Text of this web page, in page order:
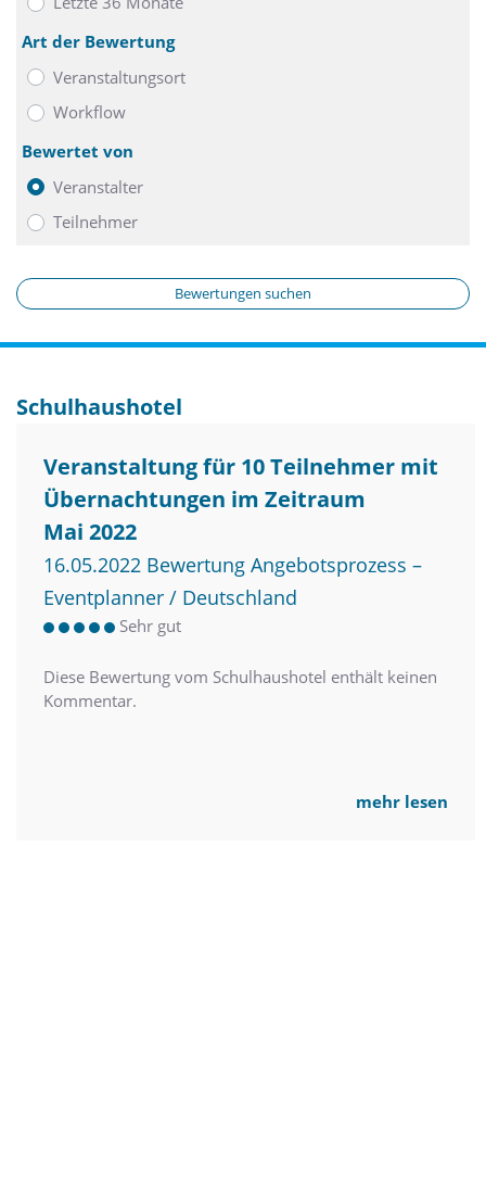
Art der Bewertung
Veranstaltungsort
Workflow
Bewertet von
Veranstalter
Teilnehmer
Bewertungen suchen
Schulhaushotel
Veranstaltung für 10 Teilnehmer mit
Übernachtungen im Zeitraum
Mai 2022
16.05.2022 Bewertung Angebotsprozess –
Eventplanner / Deutschland
Sehr gut
Diese Bewertung vom Schulhaushotel enthält keinen
Kommentar.
mehr lesen